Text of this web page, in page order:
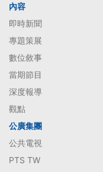
內容
即時新聞
專題策展
數位敘事
當期節目
深度報導
觀點
公廣集團
公共電視
PTS TW